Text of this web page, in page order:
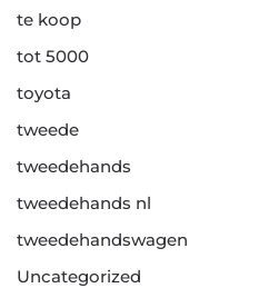
te koop
tot 5000
toyota
tweede
tweedehands
tweedehands nl
tweedehandswagen
Uncategorized